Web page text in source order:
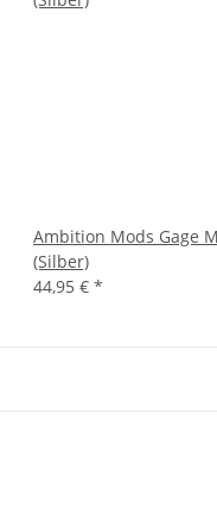
Ambition Mods Gage
(Silber)
44,95 € *